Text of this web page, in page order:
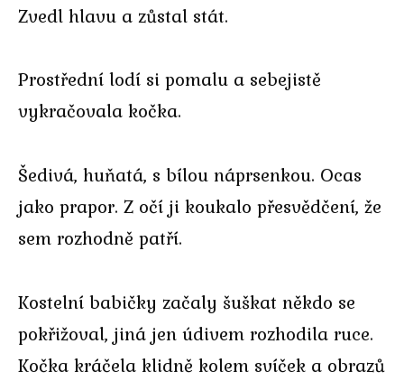
Zvedl hlavu a zůstal stát.
Prostřední lodí si pomalu a sebejistě
vykračovala kočka.
Šedivá, huňatá, s bílou náprsenkou. Ocas
jako prapor. Z očí ji koukalo přesvědčení, že
sem rozhodně patří.
Kostelní babičky začaly šuškat někdo se
pokřižoval, jiná jen údivem rozhodila ruce.
Kočka kráčela klidně kolem svíček a obrazů